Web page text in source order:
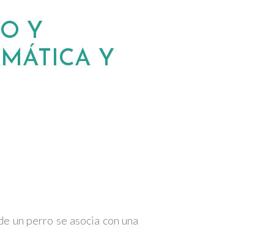
Y
Y
un perro se asocia con una